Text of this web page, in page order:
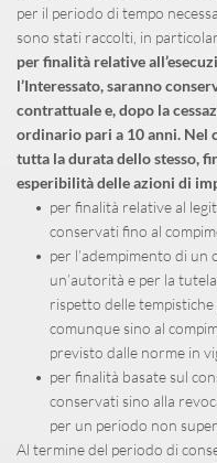
per il periodo di tempo
sono stati raccolti, in
per finalità relative
l’Interessato, saranno
contrattuale e, dopo la
ordinario pari a 10 anni. Nel
tutta la durata dello stesso,
esperibilità delle azioni di
per finalità relative al
conservati fino al
per l’adempimento di un
un’autorità e per la
rispetto delle
comunque sino al
previsto dalle norme in
per finalità basate sul
conservati sino alla
per un periodo non
Al termine del periodo di